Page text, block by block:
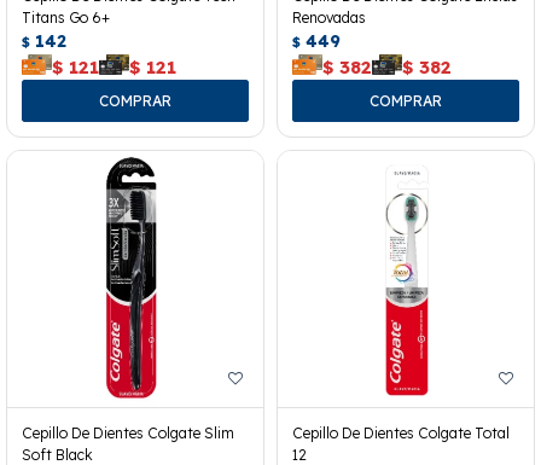
Titans Go 6+
$ 142
$ 121 $ 121
Renovadas
$ 449
$ 382 $ 382
Cepillo De Dientes Colgate Slim
Soft Black
Cepillo De Dientes Colgate Total
12